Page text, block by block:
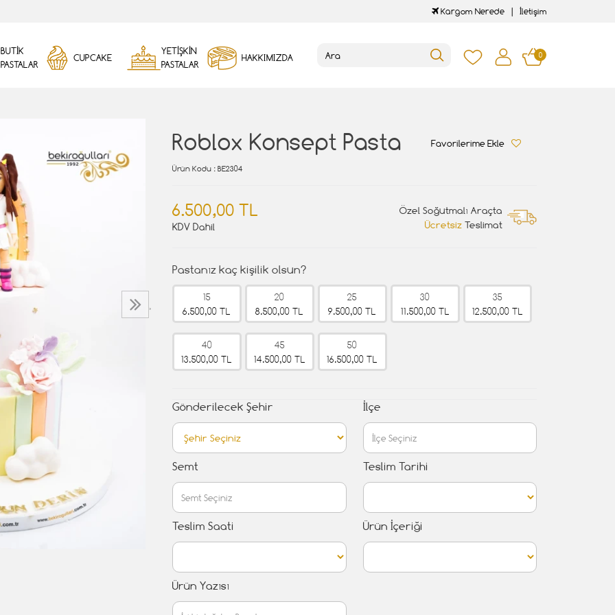
Kargom Nerede İletişim
BUTİK
PASTALAR
CUPCAKE
YETİŞKİN
PASTALAR
HAKKIMIZDA 0
›
Roblox Konsept Pasta Favorilerime Ekle
Ürün Kodu : BE2304
6.500,00 TL
KDV Dahil
Özel Soğutmalı Araçta
Ücretsiz Teslimat
Pastanız kaç kişilik olsun?
15
6.500,00 TL
20
8.500,00 TL
25
9.500,00 TL
30
11.500,00 TL
35
12.500,00 TL
40
13.500,00 TL
45
14.500,00 TL
50
16.500,00 TL
Gönderilecek Şehir İlçe
Semt Teslim Tarihi
Teslim Saati Ürün İçeriği
Ürün Yazısı